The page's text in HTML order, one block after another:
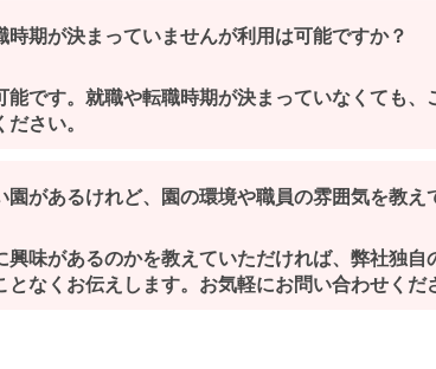
時期が決まっていませんが利用は可能ですか？
能です。就職や転職時期が決まっていなくても、
ださい。
園があるけれど、園の環境や職員の雰囲気を教え
興味があるのかを教えていただければ、弊社独自
となくお伝えします。お気軽にお問い合わせくだ